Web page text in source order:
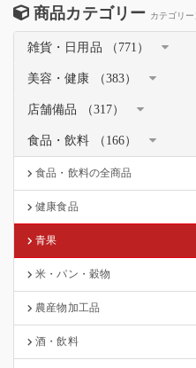
商品カテゴリー カテゴリー
雑貨・日用品 （771）
美容・健康 （383）
店舗備品 （317）
食品・飲料 （166）
食品・飲料の全商品
健康食品
青果
米・パン・穀物
農産物加工品
酒・飲料